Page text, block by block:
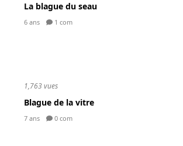
La blague du seau
6 ans 1 com
1,763 vues
Blague de la vitre
7 ans 0 com